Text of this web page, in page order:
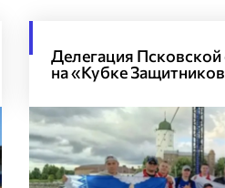
Делегация
на «Кубке